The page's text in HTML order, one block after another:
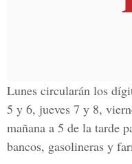
Lunes circularán los
5 y 6, jueves 7 y 8,
mañana a 5 de la tarde
bancos, gasolineras y